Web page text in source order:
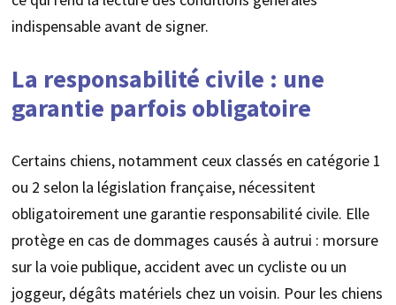
indispensable avant de signer.
La responsabilité civile : une
garantie parfois obligatoire
Certains chiens, notamment ceux classés en catégorie 1
ou 2 selon la législation française, nécessitent
obligatoirement une garantie responsabilité civile. Elle
protège en cas de dommages causés à autrui : morsure
sur la voie publique, accident avec un cycliste ou un
joggeur, dégâts matériels chez un voisin. Pour les chiens